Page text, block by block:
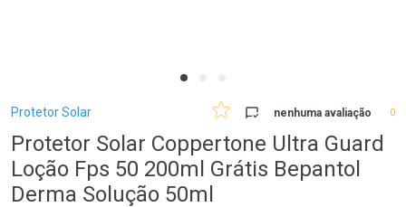
Breadcrumb
Protetor Solar nenhuma avaliação 0
Protetor Solar Coppertone Ultra Guard
Loção Fps 50 200ml Grátis Bepantol
Derma Solução 50ml